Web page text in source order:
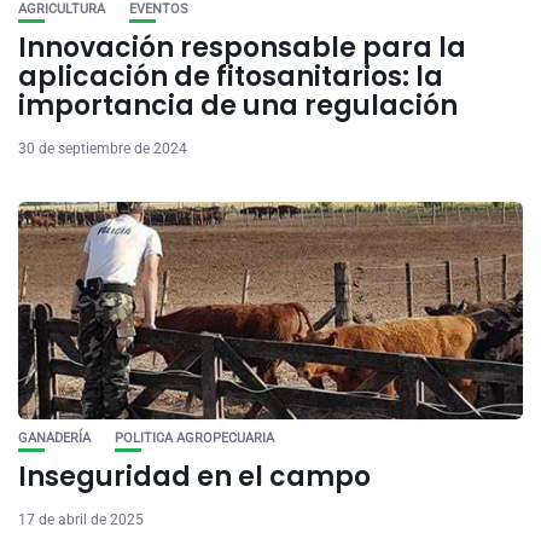
AGRICULTURA EVENTOS
Innovación responsable para la
aplicación de fitosanitarios: la
importancia de una regulación
30 de septiembre de 2024
GANADERÍA POLITICA AGROPECUARIA
Inseguridad en el campo
17 de abril de 2025